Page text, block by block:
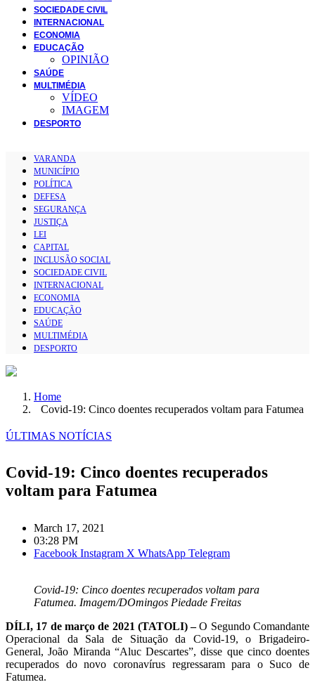
SOCIEDADE CIVIL
INTERNACIONAL
ECONOMIA
EDUCAÇÃO
OPINIÃO
SAÚDE
MULTIMÉDIA
VÍDEO
IMAGEM
DESPORTO
VARANDA
MUNICÍPIO
POLÍTICA
DEFESA
SEGURANÇA
JUSTIÇA
LEI
CAPITAL
INCLUSÃO SOCIAL
SOCIEDADE CIVIL
INTERNACIONAL
ECONOMIA
EDUCAÇÃO
SAÚDE
MULTIMÉDIA
DESPORTO
Home
Covid-19: Cinco doentes recuperados voltam para Fatumea
ÚLTIMAS NOTÍCIAS
Covid-19: Cinco doentes recuperados
voltam para Fatumea
March 17, 2021
03:28 PM
Facebook Instagram X WhatsApp Telegram
Covid-19: Cinco doentes recuperados voltam para
Fatumea. Imagem/DOmingos Piedade Freitas
DÍLI, 17 de março de 2021 (TATOLI) –O Segundo Comandante
Operacional da Sala de Situação da Covid-19, o Brigadeiro-
General, João Miranda “Aluc Descartes”, disse que cinco doentes
recuperados do novo coronavírus regressaram para o Suco de
Fatumea.